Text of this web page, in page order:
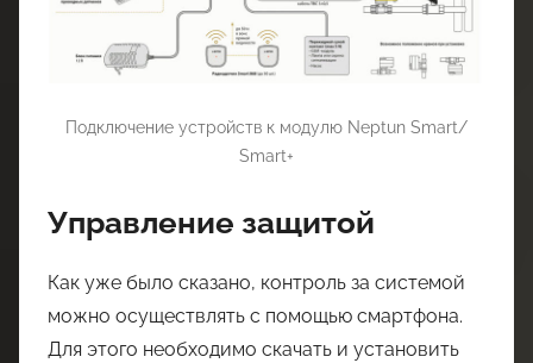
Подключение устройств к модулю Neptun Smart/
Smart+
Управление защитой
Как уже было сказано, контроль за системой
можно осуществлять с помощью смартфона.
Для этого необходимо скачать и установить